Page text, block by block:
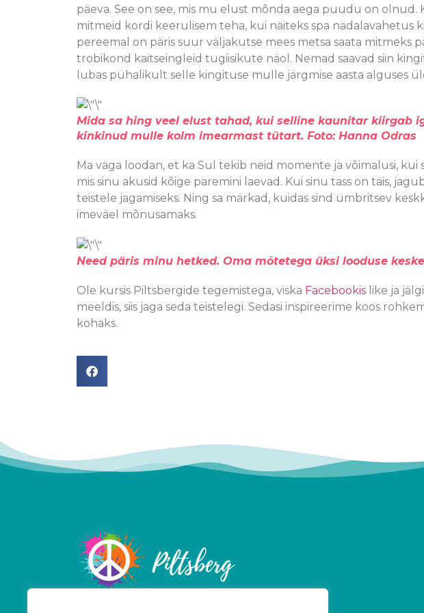
päeva. See on see, mis mu elust mõnda aega puudu on
mitmeid kordi keerulisem teha, kui näiteks spa nädalavahetus
pereemal on päris suur väljakutse mees metsa saata mitmeks
trobikond kaitseingleid tugiisikute näol. Nemad saavad siin
lubas pühalikult selle kingituse mulle järgmise aasta alguses
Mida sa hing veel elust tahad, kui selline kaunitar kiirgab
kinkinud mulle kolm imearmast tütart. Foto: Hanna Odras
Ma väga loodan, et ka Sul tekib neid momente ja võimalusi, kui
mis sinu akusid kõige paremini laevad. Kui sinu tass on täis,
teistele jagamiseks. Ning sa märkad, kuidas sind ümbritsev
imeväel mõnusamaks.
Need päris minu hetked. Oma mõtetega üksi looduse
Ole kursis Piltsbergide tegemistega, viska Facebookis like ja
meeldis, siis jaga seda teistelegi. Sedasi inspireerime koos
kohaks.